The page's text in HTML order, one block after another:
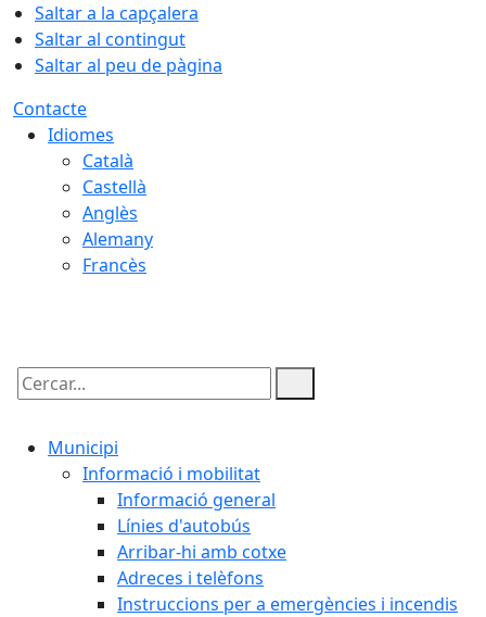
Saltar a la capçalera
Saltar al contingut
Saltar al peu de pàgina
Contacte
Idiomes
Català
Castellà
Anglès
Alemany
Francès
Cercar:
Municipi
Informació i mobilitat
Informació general
Línies d'autobús
Arribar-hi amb cotxe
Adreces i telèfons
Instruccions per a emergències i incendis